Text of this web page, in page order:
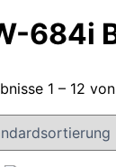
684i
1 – 12